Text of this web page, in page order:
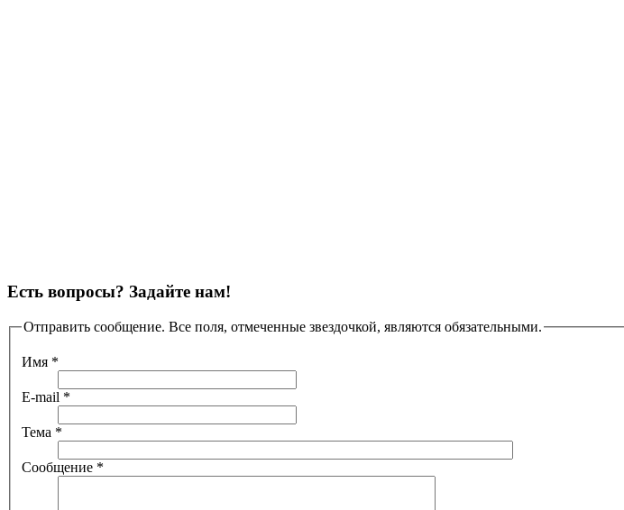
Есть вопросы? Задайте нам!
Отправить сообщение. Все поля, отмеченные звездочкой, являются обязательными.
Имя *
E-mail *
Тема *
Сообщение *